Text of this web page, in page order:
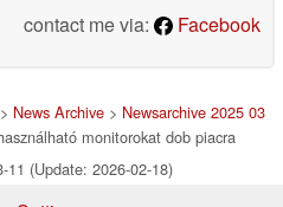
contact me via:
Facebook
> News Archive > Newsarchive 2025 03
monitorokat dob piacra
11 (Update: 2026-02-18)